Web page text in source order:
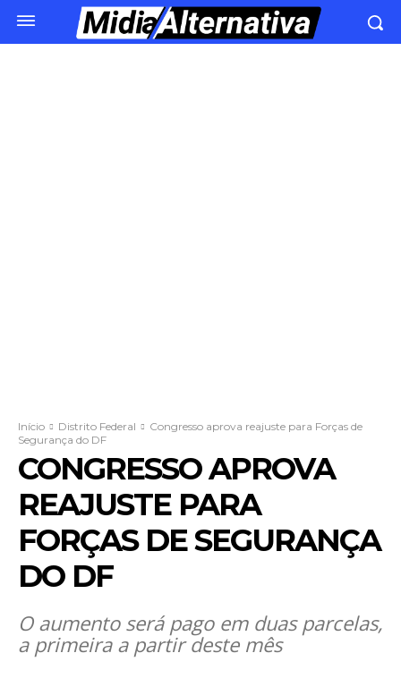
Início Distrito Federal
Congresso aprova reajuste para Forças de
Segurança do DF
CONGRESSO APROVA
REAJUSTE PARA
FORÇAS DE SEGURANÇA
DO DF
O aumento será pago em duas parcelas,
a primeira a partir deste mês